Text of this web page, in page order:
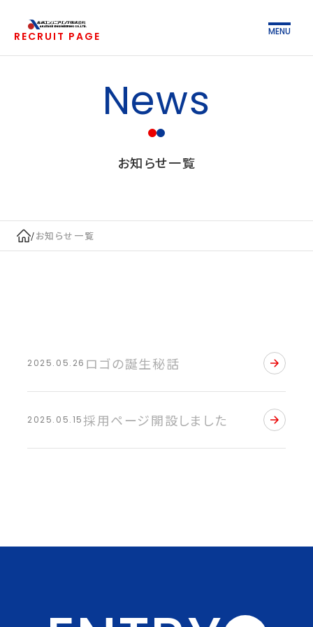
RECRUIT PAGE MENU
News
お知らせ一覧
/お知らせ一覧
2025.05.26 ロゴの誕生秘話
2025.05.15採用ページ開設しました